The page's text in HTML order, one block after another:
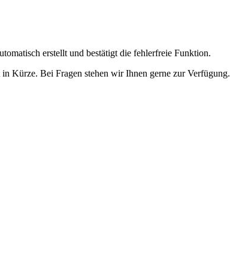
erstellt und bestätigt die fehlerfreie Funktion.
Kürze. Bei Fragen stehen wir Ihnen gerne zur Verfügung.